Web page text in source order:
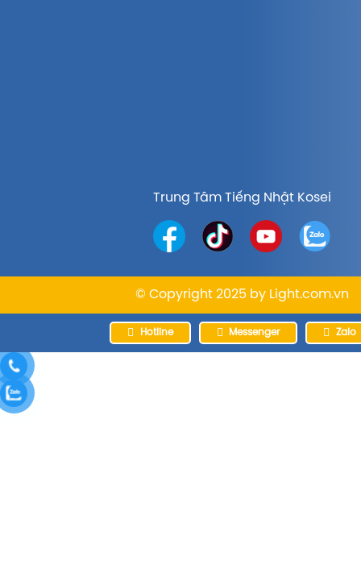
Trung Tâm Tiếng Nhật Kosei
© Copyright 2025 by Light.com.vn
Hotline Messenger Zalo